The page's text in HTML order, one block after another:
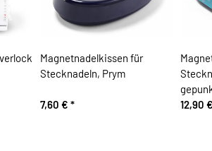
Magnetnadelkissen für
Stecknadeln, Prym
7,60 € *
12,90